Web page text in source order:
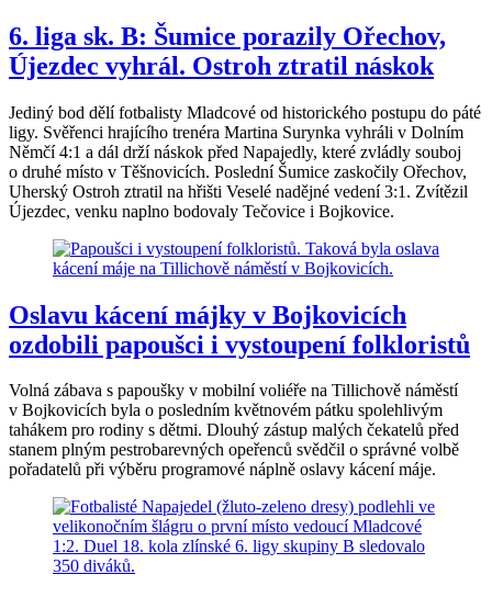
6. liga sk. B: Šumice porazily Ořechov,
Újezdec vyhrál. Ostroh ztratil náskok
Jediný bod dělí fotbalisty Mladcové od historického postupu do páté
ligy. Svěřenci hrajícího trenéra Martina Surynka vyhráli v Dolním
Němčí 4:1 a dál drží náskok před Napajedly, které zvládly souboj
o druhé místo v Těšnovicích. Poslední Šumice zaskočily Ořechov,
Uherský Ostroh ztratil na hřišti Veselé nadějné vedení 3:1. Zvítězil
Újezdec, venku naplno bodovaly Tečovice i Bojkovice.
Oslavu kácení májky v Bojkovicích
ozdobili papoušci i vystoupení folkloristů
Volná zábava s papoušky v mobilní voliéře na Tillichově náměstí
v Bojkovicích byla o posledním květnovém pátku spolehlivým
tahákem pro rodiny s dětmi. Dlouhý zástup malých čekatelů před
stanem plným pestrobarevných opeřenců svědčil o správné volbě
pořadatelů při výběru programové náplně oslavy kácení máje.